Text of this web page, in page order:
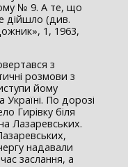
№ 9. А те, що
дійшло (див.
1, 1963,
з
розмови з
йому
По дорозі
Гирівку біля
Лазаревських.
надавали
заслання, а